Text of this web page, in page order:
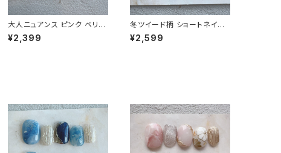
大人ニュアンス ピンク ベリー
ショート ネイルチップ 万人受
け 鉄板デザイン 春夏秋冬 爪
¥2,399
冬ツイード柄 ショートネイル
チップ 編み編み 格子柄 セー
ター ニット ガーリー 女子力
¥2,599